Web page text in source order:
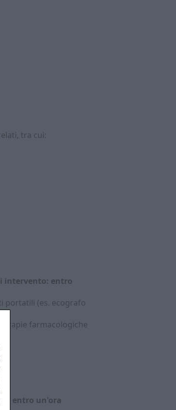
tra cui:
intervento: entro
portatili (es. ecografo
farmacologiche
entro un'ora